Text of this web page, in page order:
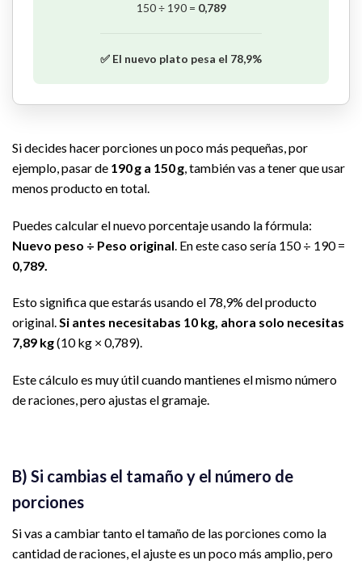
150 ÷ 190 = 0,789
✅ El nuevo plato pesa el 78,9%
Si decides hacer porciones un poco más pequeñas, por
ejemplo, pasar de 190 g a 150 g , también vas a tener que usar
menos producto en total.
Puedes calcular el nuevo porcentaje usando la fórmula:
Nuevo peso ÷ Peso original . En este caso sería 150 ÷ 190 =
0,789.
Esto significa que estarás usando el 78,9% del producto
original.Si antes necesitabas 10 kg, ahora solo necesitas
7,89 kg(10 kg × 0,789).
Este cálculo es muy útil cuando mantienes el mismo número
de raciones, pero ajustas el gramaje.
B) Si cambias el tamaño y el número de
porciones
Si vas a cambiar tanto el tamaño de las porciones como la
cantidad de raciones, el ajuste es un poco más amplio, pero